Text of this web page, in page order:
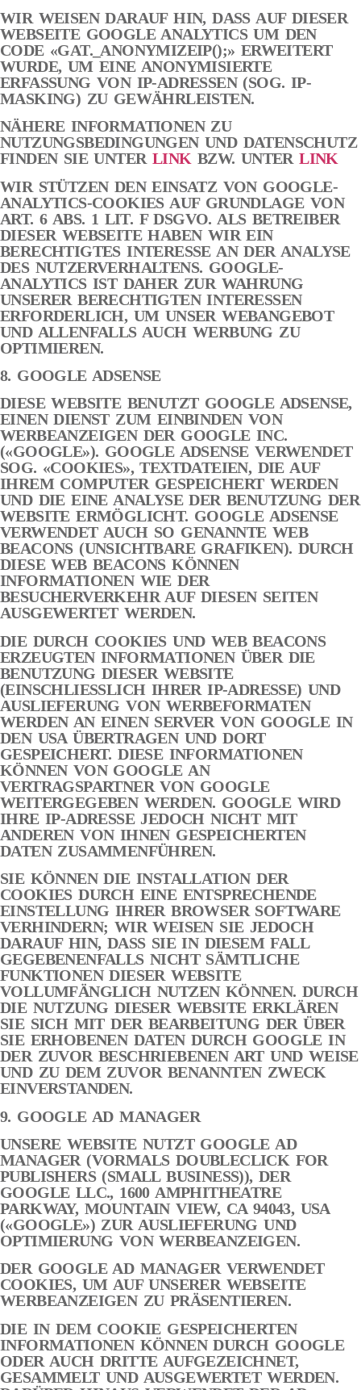
WIR WEISEN DARAUF HIN, DASS AUF DIESER
WEBSEITE GOOGLE ANALYTICS UM DEN
CODE «GAT._ANONYMIZEIP();» ERWEITERT
WURDE, UM EINE ANONYMISIERTE
ERFASSUNG VON IP-ADRESSEN (SOG. IP-
MASKING) ZU GEWÄHRLEISTEN.
NÄHERE INFORMATIONEN ZU
NUTZUNGSBEDINGUNGEN UND DATENSCHUTZ
FINDEN SIE UNTER LINK BZW. UNTERLINK
WIR STÜTZEN DEN EINSATZ VON GOOGLE-
ANALYTICS-COOKIES AUF GRUNDLAGE VON
ART. 6 ABS. 1 LIT. F DSGVO. ALS BETREIBER
DIESER WEBSEITE HABEN WIR EIN
BERECHTIGTES INTERESSE AN DER ANALYSE
DES NUTZERVERHALTENS. GOOGLE-
ANALYTICS IST DAHER ZUR WAHRUNG
UNSERER BERECHTIGTEN INTERESSEN
ERFORDERLICH, UM UNSER WEBANGEBOT
UND ALLENFALLS AUCH WERBUNG ZU
OPTIMIEREN.
8. GOOGLE ADSENSE
DIESE WEBSITE BENUTZT GOOGLE ADSENSE,
EINEN DIENST ZUM EINBINDEN VON
WERBEANZEIGEN DER GOOGLE INC.
(«GOOGLE»). GOOGLE ADSENSE VERWENDET
SOG. «COOKIES», TEXTDATEIEN, DIE AUF
IHREM COMPUTER GESPEICHERT WERDEN
UND DIE EINE ANALYSE DER BENUTZUNG DER
WEBSITE ERMÖGLICHT. GOOGLE ADSENSE
VERWENDET AUCH SO GENANNTE WEB
BEACONS (UNSICHTBARE GRAFIKEN). DURCH
DIESE WEB BEACONS KÖNNEN
INFORMATIONEN WIE DER
BESUCHERVERKEHR AUF DIESEN SEITEN
AUSGEWERTET WERDEN.
DIE DURCH COOKIES UND WEB BEACONS
ERZEUGTEN INFORMATIONEN ÜBER DIE
BENUTZUNG DIESER WEBSITE
(EINSCHLIESSLICH IHRER IP-ADRESSE) UND
AUSLIEFERUNG VON WERBEFORMATEN
WERDEN AN EINEN SERVER VON GOOGLE IN
DEN USA ÜBERTRAGEN UND DORT
GESPEICHERT. DIESE INFORMATIONEN
KÖNNEN VON GOOGLE AN
VERTRAGSPARTNER VON GOOGLE
WEITERGEGEBEN WERDEN. GOOGLE WIRD
IHRE IP-ADRESSE JEDOCH NICHT MIT
ANDEREN VON IHNEN GESPEICHERTEN
DATEN ZUSAMMENFÜHREN.
SIE KÖNNEN DIE INSTALLATION DER
COOKIES DURCH EINE ENTSPRECHENDE
EINSTELLUNG IHRER BROWSER SOFTWARE
VERHINDERN; WIR WEISEN SIE JEDOCH
DARAUF HIN, DASS SIE IN DIESEM FALL
GEGEBENENFALLS NICHT SÄMTLICHE
FUNKTIONEN DIESER WEBSITE
VOLLUMFÄNGLICH NUTZEN KÖNNEN. DURCH
DIE NUTZUNG DIESER WEBSITE ERKLÄREN
SIE SICH MIT DER BEARBEITUNG DER ÜBER
SIE ERHOBENEN DATEN DURCH GOOGLE IN
DER ZUVOR BESCHRIEBENEN ART UND WEISE
UND ZU DEM ZUVOR BENANNTEN ZWECK
EINVERSTANDEN.
9. GOOGLE AD MANAGER
UNSERE WEBSITE NUTZT GOOGLE AD
MANAGER (VORMALS DOUBLECLICK FOR
PUBLISHERS (SMALL BUSINESS)), DER
GOOGLE LLC., 1600 AMPHITHEATRE
PARKWAY, MOUNTAIN VIEW, CA 94043, USA
(«GOOGLE») ZUR AUSLIEFERUNG UND
OPTIMIERUNG VON WERBEANZEIGEN.
DER GOOGLE AD MANAGER VERWENDET
COOKIES, UM AUF UNSERER WEBSEITE
WERBEANZEIGEN ZU PRÄSENTIEREN.
DIE IN DEM COOKIE GESPEICHERTEN
INFORMATIONEN KÖNNEN DURCH GOOGLE
ODER AUCH DRITTE AUFGEZEICHNET,
GESAMMELT UND AUSGEWERTET WERDEN.